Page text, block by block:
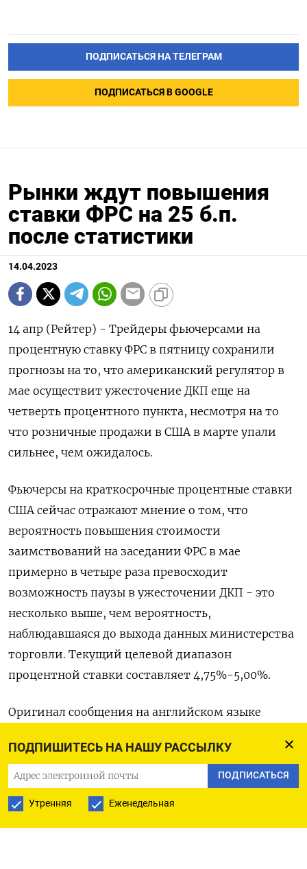
ПОДПИШИТЕСЬ НА НАШУ РАССЫЛКУ
ПОДПИСАТЬСЯ
Утренняя Еженедельная
ПОДПИСАТЬСЯ НА ТЕЛЕГРАМ
ПОДПИСАТЬСЯ В GOOGLE
Рынки ждут повышения
ставки ФРС на 25 б.п.
после статистики
14.04.2023
14 апр (Рейтер) - Трейдеры фьючерсами на
процентную ставку ФРС в пятницу сохранили
прогнозы на то, что американский регулятор в
мае осуществит ужесточение ДКП еще на
четверть процентного пункта, несмотря на то
что розничные продажи в США в марте упали
сильнее, чем ожидалось.
Фьючерсы на краткосрочные процентные ставки
США сейчас отражают мнение о том, что
вероятность повышения стоимости
заимствований на заседании ФРС в мае
примерно в четыре раза превосходит
возможность паузы в ужесточении ДКП - это
несколько выше, чем вероятность,
наблюдавшаяся до выхода данных министерства
торговли. Текущий целевой диапазон
процентной ставки составляет 4,75%-5,00%.
Оригинал сообщения на английском языке
ПОДПИСАТЬСЯ НА ТЕЛЕГРАМ